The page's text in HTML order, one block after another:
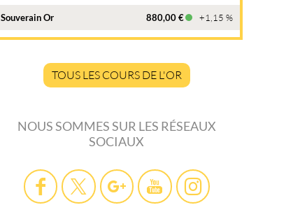
Souverain Or 880,00 € +1,15 %
TOUS LES COURS DE L'OR
NOUS SOMMES SUR LES RÉSEAUX
SOCIAUX